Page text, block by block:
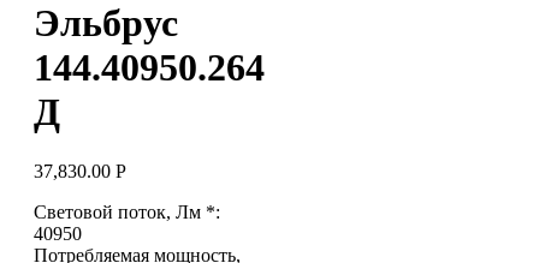
Эльбрус
144.40950.264
Д
37,830.00 Р
Световой поток, Лм *:
40950
Потребляемая мощность,